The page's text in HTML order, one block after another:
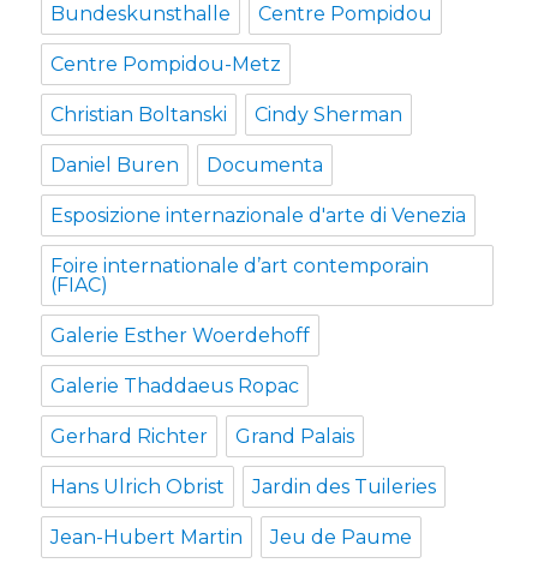
Bundeskunsthalle Centre Pompidou
Centre Pompidou-Metz
Christian Boltanski Cindy Sherman
Daniel Buren Documenta
Esposizione internazionale d'arte di Venezia
Foire internationale d’art contemporain
(FIAC)
Galerie Esther Woerdehoff
Galerie Thaddaeus Ropac
Gerhard Richter Grand Palais
Hans Ulrich Obrist Jardin des Tuileries
Jean-Hubert Martin Jeu de Paume